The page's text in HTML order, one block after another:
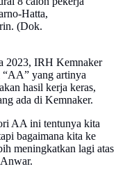
Hatta,
(Dok.
2023, IRH Kemnaker
“AA” yang artinya
hasil kerja keras,
ada di Kemnaker.
AA ini tentunya kita
bagaimana kita ke
meningkatkan lagi atas